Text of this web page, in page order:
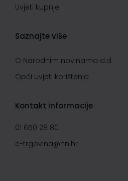
Uvjeti kupnje
Saznajte više
O Narodnim novinama d.d.
Opći uvjeti korištenja
Kontakt informacije
01 650 28 80
e-trgovina@nn.hr